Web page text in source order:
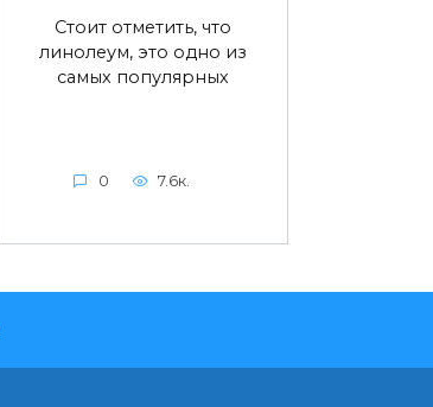
Стоит отметить, что
линолеум, это одно из
самых популярных
0 7.6к.